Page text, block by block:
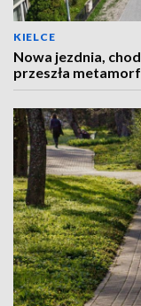
KIELCE
Nowa jezdnia,
przeszła